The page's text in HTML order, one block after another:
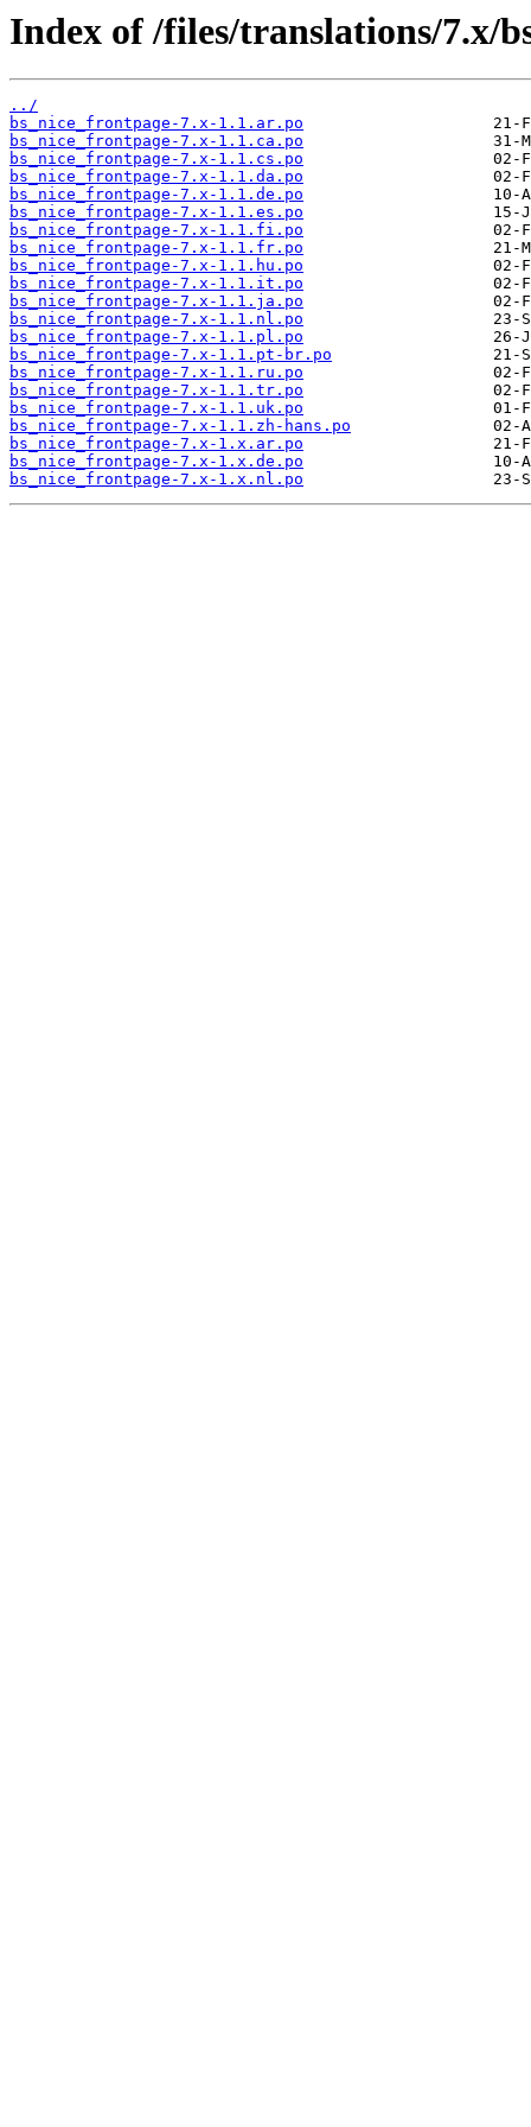
Index of /files/translations/7.x/
../
bs_nice_frontpage-7.x-1.1.ar.po
bs_nice_frontpage-7.x-1.1.ca.po
bs_nice_frontpage-7.x-1.1.cs.po
bs_nice_frontpage-7.x-1.1.da.po
bs_nice_frontpage-7.x-1.1.de.po
bs_nice_frontpage-7.x-1.1.es.po
bs_nice_frontpage-7.x-1.1.fi.po
bs_nice_frontpage-7.x-1.1.fr.po
bs_nice_frontpage-7.x-1.1.hu.po
bs_nice_frontpage-7.x-1.1.it.po
bs_nice_frontpage-7.x-1.1.ja.po
bs_nice_frontpage-7.x-1.1.nl.po
bs_nice_frontpage-7.x-1.1.pl.po
bs_nice_frontpage-7.x-1.1.pt-br.po
bs_nice_frontpage-7.x-1.1.ru.po
bs_nice_frontpage-7.x-1.1.tr.po
bs_nice_frontpage-7.x-1.1.uk.po
bs_nice_frontpage-7.x-1.1.zh-hans.po
bs_nice_frontpage-7.x-1.x.ar.po
bs_nice_frontpage-7.x-1.x.de.po
bs_nice_frontpage-7.x-1.x.nl.po